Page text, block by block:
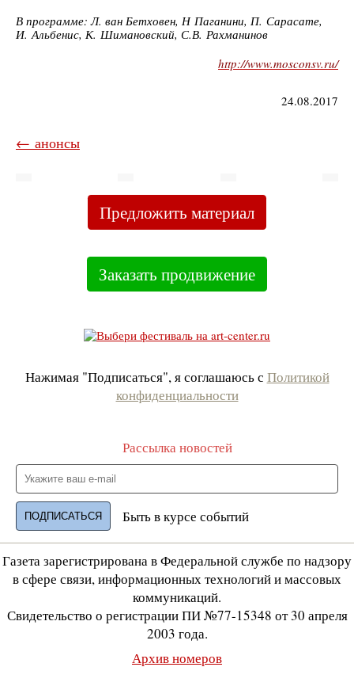
В программе: Л. ван Бетховен, Н Паганини, П. Сарасате,
И. Альбенис, К. Шимановский, С.В. Рахманинов
http://www.mosconsv.ru/
24.08.2017
← анонсы
Предложить материал
Заказать продвижение
Нажимая "Подписаться", я соглашаюсь с Политикой
конфиденциальности
Рассылка новостей
Быть в курсе событий
Газета зарегистрирована в Федеральной службе по надзору
в сфере связи, информационных технологий и массовых
коммуникаций.
Свидетельство о регистрации ПИ №77-15348 от 30 апреля
2003 года.
Архив номеров